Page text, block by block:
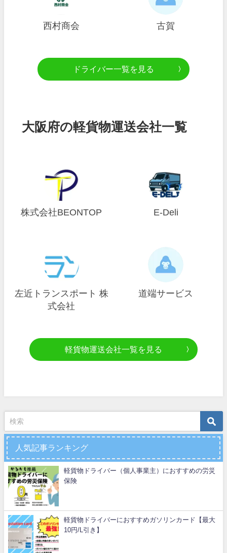
西村商会 古賀
ドライバー一覧を見る
大阪府の軽貨物運送会社一覧
株式会社BEONTOP E-Deli
左近トランスポート 株
式会社
道端サービス
軽貨物運送会社一覧を見る
人気記事ランキング
軽貨物ドライバー（個人事業主）におすすめの労災
保険
軽貨物ドライバーにおすすめガソリンカード【最大
10円/L引き】